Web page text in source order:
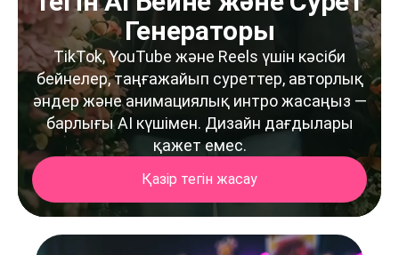
Генераторы
TikTok, YouTube және Reels үшін кәсіби
бейнелер, таңғажайып суреттер, авторлық
әндер және анимациялық интро жасаңыз —
барлығы AI күшімен. Дизайн дағдылары
қажет емес.
Қазір тегін жасау